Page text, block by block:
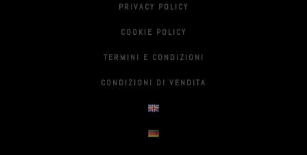
PRIVACY POLICY
COOKIE POLICY
TERMINI E CONDIZIONI
CONDIZIONI DI VENDITA